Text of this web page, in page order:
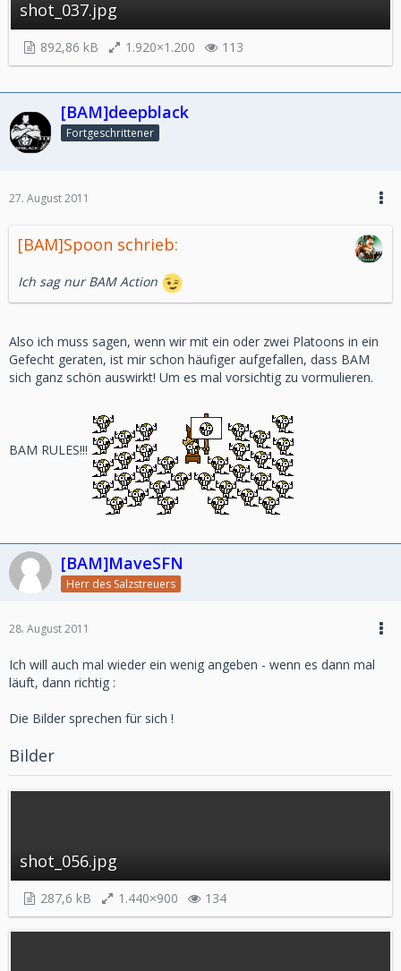
shot_037.jpg
892,86 kB 1.920×1.200 113
[BAM]deepblack
Fortgeschrittener
27. August 2011
[BAM]Spoon schrieb:
Ich sag nur BAM Action
Also ich muss sagen, wenn wir mit ein oder zwei Platoons in ein
Gefecht geraten, ist mir schon häufiger aufgefallen, dass BAM
sich ganz schön auswirkt! Um es mal vorsichtig zu vormulieren.
BAM RULES!!!
[BAM]MaveSFN
Herr des Salzstreuers
28. August 2011
Ich will auch mal wieder ein wenig angeben - wenn es dann mal
läuft, dann richtig :
Die Bilder sprechen für sich !
Bilder
shot_056.jpg
287,6 kB 1.440×900 134